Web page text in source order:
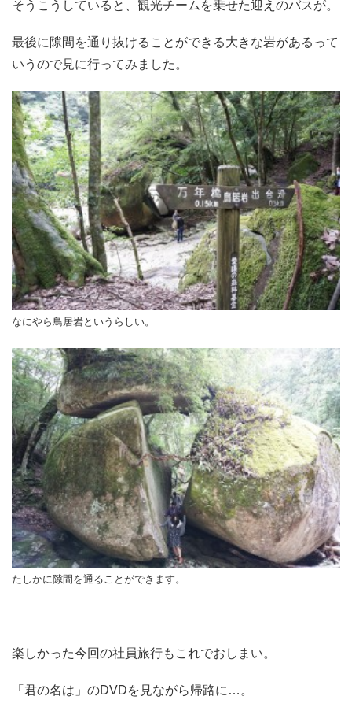
そうこうしていると、観光チームを乗せた迎えのバスが。
最後に隙間を通り抜けることができる大きな岩があるって
いうので見に行ってみました。
なにやら鳥居岩というらしい。
たしかに隙間を通ることができます。
楽しかった今回の社員旅行もこれでおしまい。
「君の名は」のDVDを見ながら帰路に…。